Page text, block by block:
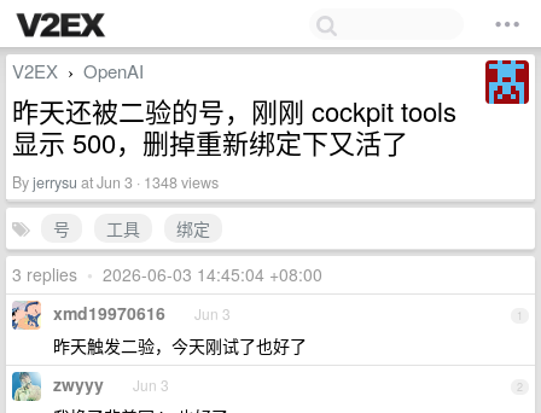
V2EX › OpenAI
昨天还被二验的号，刚刚 cockpit tools
显示 500，删掉重新绑定下又活了
Byjerrysu at Jun 3 · 1348 views
号 工具
绑定
3 replies • 2026-06-03 14:45:04 +08:00
1
xmd19970616 Jun 3
昨天触发二验，今天刚试了也好了
2
zwyyy Jun 3